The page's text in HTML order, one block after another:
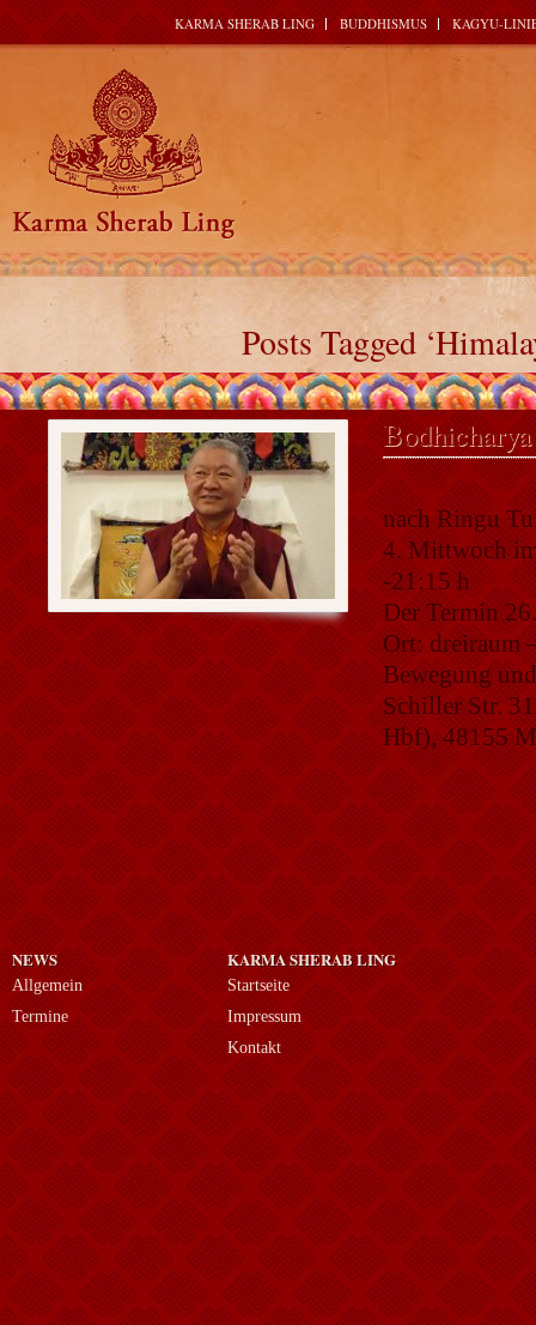
KARMA SHERAB LING BUDDHISMUS KAGYU-
Posts Tagged
nach Ringu
4. Mittwoch
-21:15 h
Der Termin
Ort: dreiraum
Bewegung
Schiller Str.
Hbf), 48155
NEWS
Allgemein
Termine
KARMA SHERAB LING
Startseite
Impressum
Kontakt